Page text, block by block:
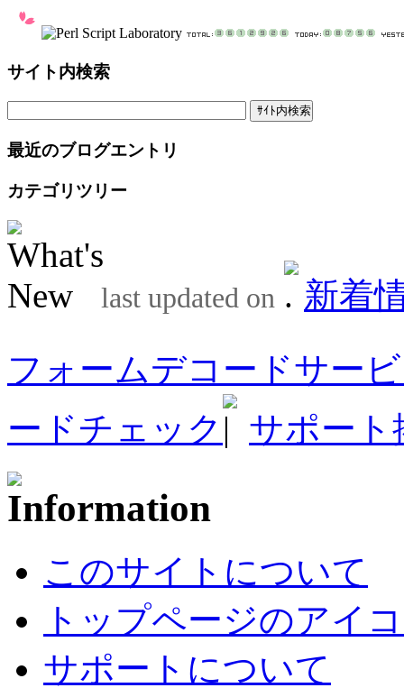
サイト内検索
最近のブログエントリ
カテゴリツリー
last updated on
新着
フォームデコードサー
ードチェック
サポート
このサイトについて
トップページのアイ
サポートについて